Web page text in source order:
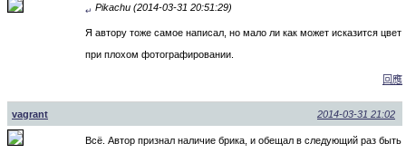
↵ Pikachu (2014-03-31 20:51:29)
Я автору тоже самое написал, но мало ли как может исказится цвет
при плохом фотографировании.
回應
vagrant 2014-03-31 21:02
Всё. Автор признал наличие брика, и обещал в следующий раз быть